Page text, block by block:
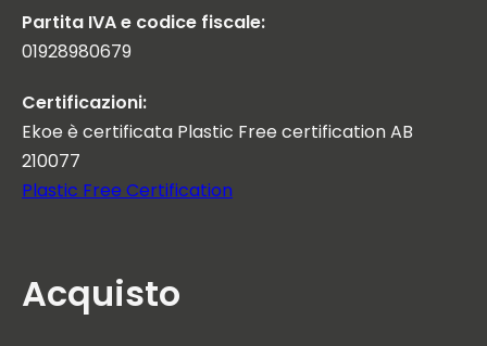
Partita IVA e codice fiscale:
01928980679
Certificazioni:
Ekoe è certificata Plastic Free certification AB
210077
Plastic Free Certification
Acquisto